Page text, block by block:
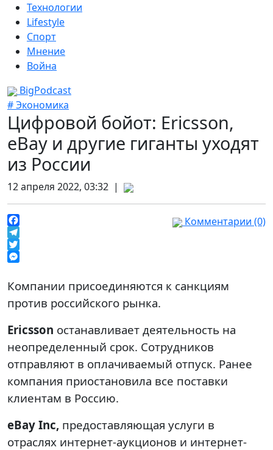
Технологии
Lifestyle
Спорт
Мнение
Война
BigPodcast
# Экономика
Цифровой бойот: Ericsson,
eBay и другие гиганты уходят
из России
12 апреля 2022, 03:32 |
Facebook
Telegram
Twitter
Комментарии (0)
Компании присоединяются к санкциям
против российского рынка.
Ericsson останавливает деятельность на
неопределенный срок. Сотрудников
отправляют в оплачиваемый отпуск. Ранее
компания приостановила все поставки
клиентам в Россию.
eBay Inc, предоставляющая услуги в
отраслях интернет-аукционов и интернет-